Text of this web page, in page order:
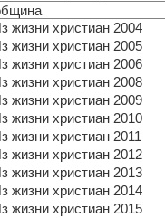
жизни христиан 2004
жизни христиан 2005
жизни христиан 2006
жизни христиан 2008
жизни христиан 2009
жизни христиан 2010
жизни христиан 2011
жизни христиан 2012
жизни христиан 2013
жизни христиан 2014
жизни христиан 2015